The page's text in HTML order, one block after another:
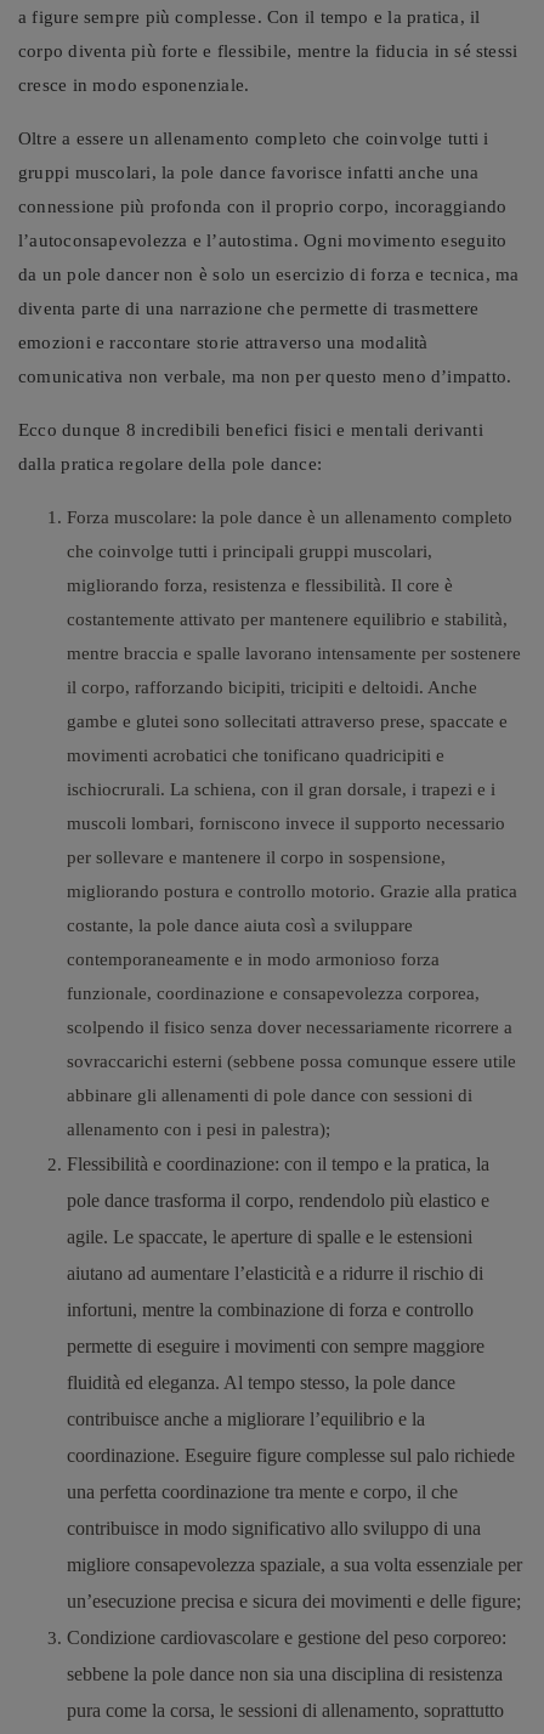
a figure sempre più complesse. Con il tempo e la pratica, il
corpo diventa più forte e flessibile, mentre la fiducia in sé stessi
cresce in modo esponenziale.
Oltre a essere un allenamento completo che coinvolge tutti i
gruppi muscolari, la pole dance favorisce infatti anche una
connessione più profonda con il proprio corpo, incoraggiando
l’autoconsapevolezza e l’autostima. Ogni movimento eseguito
da un pole dancer non è solo un esercizio di forza e tecnica, ma
diventa parte di una narrazione che permette di trasmettere
emozioni e raccontare storie attraverso una modalità
comunicativa non verbale, ma non per questo meno d’impatto.
Ecco dunque 8 incredibili benefici fisici e mentali derivanti
dalla pratica regolare della pole dance:
Forza muscolare: la pole dance è un allenamento completo
che coinvolge tutti i principali gruppi muscolari,
migliorando forza, resistenza e flessibilità. Il core è
costantemente attivato per mantenere equilibrio e stabilità,
mentre braccia e spalle lavorano intensamente per sostenere
il corpo, rafforzando bicipiti, tricipiti e deltoidi. Anche
gambe e glutei sono sollecitati attraverso prese, spaccate e
movimenti acrobatici che tonificano quadricipiti e
ischiocrurali. La schiena, con il gran dorsale, i trapezi e i
muscoli lombari, forniscono invece il supporto necessario
per sollevare e mantenere il corpo in sospensione,
migliorando postura e controllo motorio. Grazie alla pratica
costante, la pole dance aiuta così a sviluppare
contemporaneamente e in modo armonioso forza
funzionale, coordinazione e consapevolezza corporea,
scolpendo il fisico senza dover necessariamente ricorrere a
sovraccarichi esterni (sebbene possa comunque essere utile
abbinare gli allenamenti di pole dance con sessioni di
allenamento con i pesi in palestra);
Flessibilità e coordinazione: con il tempo e la pratica, la
pole dance trasforma il corpo, rendendolo più elastico e
agile. Le spaccate, le aperture di spalle e le estensioni
aiutano ad aumentare l’elasticità e a ridurre il rischio di
infortuni, mentre la combinazione di forza e controllo
permette di eseguire i movimenti con sempre maggiore
fluidità ed eleganza. Al tempo stesso, la pole dance
contribuisce anche a migliorare l’equilibrio e la
coordinazione. Eseguire figure complesse sul palo richiede
una perfetta coordinazione tra mente e corpo, il che
contribuisce in modo significativo allo sviluppo di una
migliore consapevolezza spaziale, a sua volta essenziale per
un’esecuzione precisa e sicura dei movimenti e delle figure;
Condizione cardiovascolare e gestione del peso corporeo:
sebbene la pole dance non sia una disciplina di resistenza
pura come la corsa, le sessioni di allenamento, soprattutto